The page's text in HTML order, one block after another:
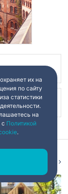
их на
по сайту
статистики
на
Политикой
.